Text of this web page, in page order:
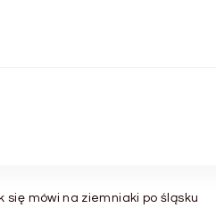
się mówi na ziemniaki po śląsku